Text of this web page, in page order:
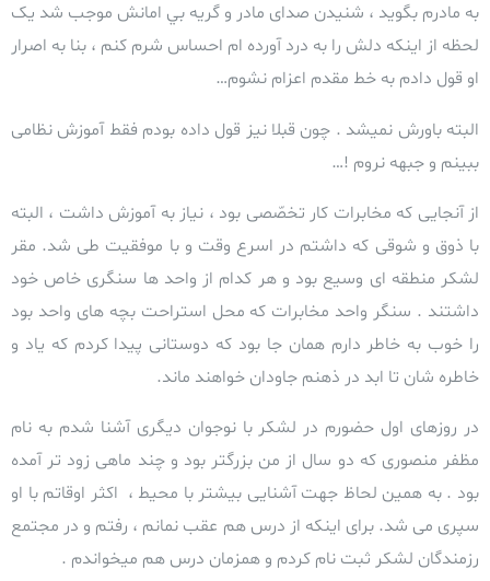
به مادرم بگوید ، شنیدن صدای مادر و گریه بي امانش موجب شد یک
لحظه از اینکه دلش را به درد آورده ام احساس شرم کنم ، بنا به اصرار
او قول دادم به خط مقدم اعزام نشوم…
البته باورش نمیشد . چون قبلا نیز قول داده بودم فقط آموزش نظامی
ببینم و جبهه نروم !…
از آنجایی که مخابرات کار تخصّصی بود ، نیاز به آموزش داشت ، البته
با ذوق و شوقی که داشتم در اسرع وقت و با موفقیت طی شد. مقر
لشکر منطقه ای وسیع بود و هر کدام از واحد ها سنگری خاص خود
داشتند . سنگر واحد مخابرات که محل استراحت بچه های واحد بود
را خوب به خاطر دارم همان جا بود که دوستانی پیدا کردم که یاد و
خاطره شان تا ابد در ذهنم جاودان خواهند ماند.
در روزهای اول حضورم در لشکر با نوجوان دیگری آشنا شدم به نام
مظفر منصوری که دو سال از من بزرگتر بود و چند ماهی زود تر آمده
بود . به همين لحاظ جهت آشنايی بیشتر با محیط ، اکثر اوقاتم با او
سپری می شد.برای اینکه از درس هم عقب نمانم ، رفتم و در مجتمع
رزمندگان لشکر ثبت نام کردم و همزمان درس هم میخواندم .